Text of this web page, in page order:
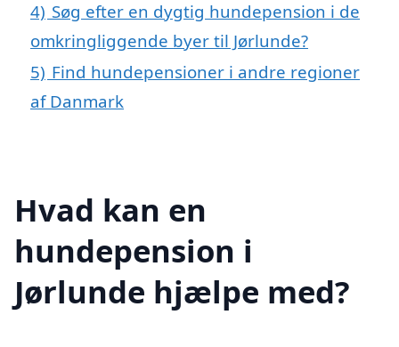
4) Søg efter en dygtig hundepension i de
omkringliggende byer til Jørlunde?
5) Find hundepensioner i andre regioner
af Danmark
Hvad kan en
hundepension i
Jørlunde hjælpe med?